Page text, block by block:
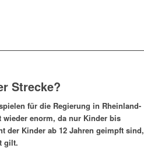
Strecke?
für die Regierung in Rheinland-
wieder enorm, da nur Kinder bis
der Kinder ab 12 Jahren geimpft sind,
gilt.